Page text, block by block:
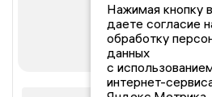
Нажимая кнопку
даете согласие
обработку
данных
с
интернет-